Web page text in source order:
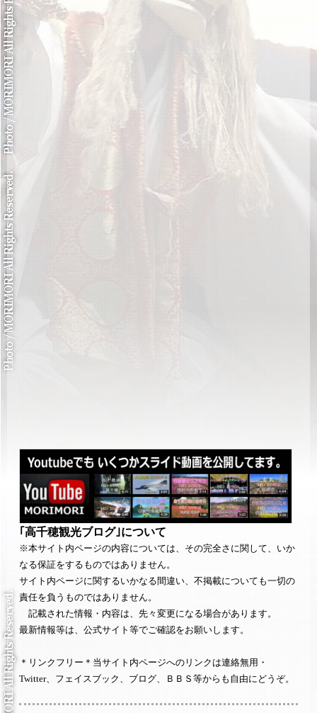
｢高千穂観光ブログ｣について
※本サイト内ページの内容については、その完全さに関して、いか
なる保証をするものではありません。
サイト内ページに関するいかなる間違い、不掲載についても一切の
責任を負うものではありません。
記載された情報・内容は、先々変更になる場合があります。
最新情報等は、公式サイト等でご確認をお願いします。
＊リンクフリー＊当サイト内ページへのリンクは連絡無用・
Twitter、フェイスブック、ブログ、ＢＢＳ等からも自由にどうぞ。